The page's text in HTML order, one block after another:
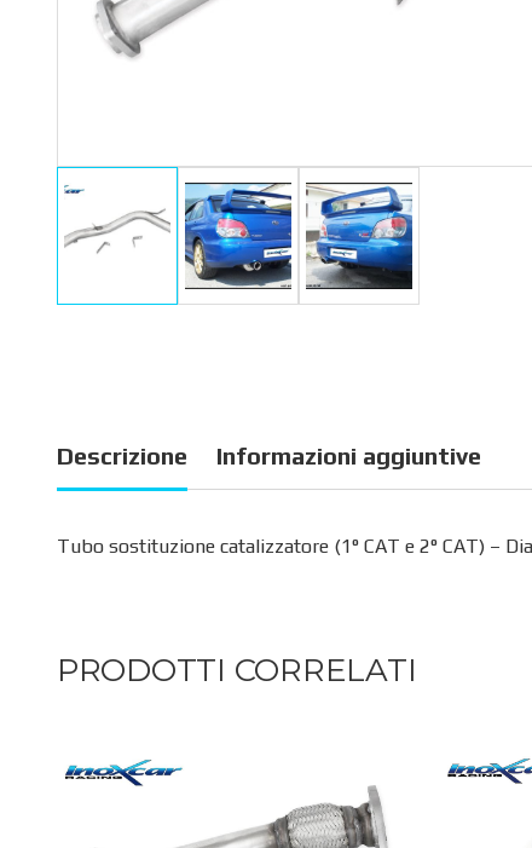
Descrizione Informazioni aggiuntive
Tubo sostituzione catalizzatore (1° CAT e 2° CAT) –
PRODOTTI CORRELATI